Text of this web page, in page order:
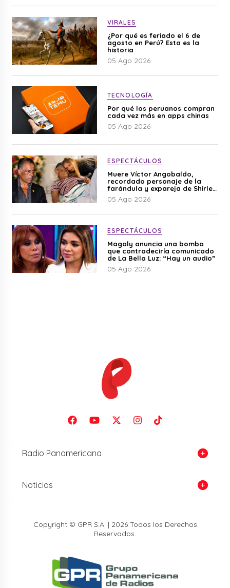
VIRALES
¿Por qué es feriado el 6 de
agosto en Perú? Esta es la
historia
05 Ago 2026
TECNOLOGÍA
Por qué los peruanos compran
cada vez más en apps chinas
05 Ago 2026
ESPECTÁCULOS
Muere Víctor Angobaldo,
recordado personaje de la
farándula y expareja de Shirley
Cherres
05 Ago 2026
ESPECTÁCULOS
Magaly anuncia una bomba
que contradeciría comunicado
de La Bella Luz: “Hay un audio”
05 Ago 2026
Radio Panamericana
Noticias
Copyright © GPR S.A. | 2026 Todos los Derechos
Reservados.